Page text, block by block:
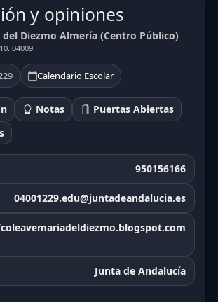
y opiniones
del Diezmo Almería (Centro Público)
04009.
Calendario Escolar
Notas
Puertas Abiertas
950156166
04001229.edu@juntadeandalucia.es
Junta de Andalucía